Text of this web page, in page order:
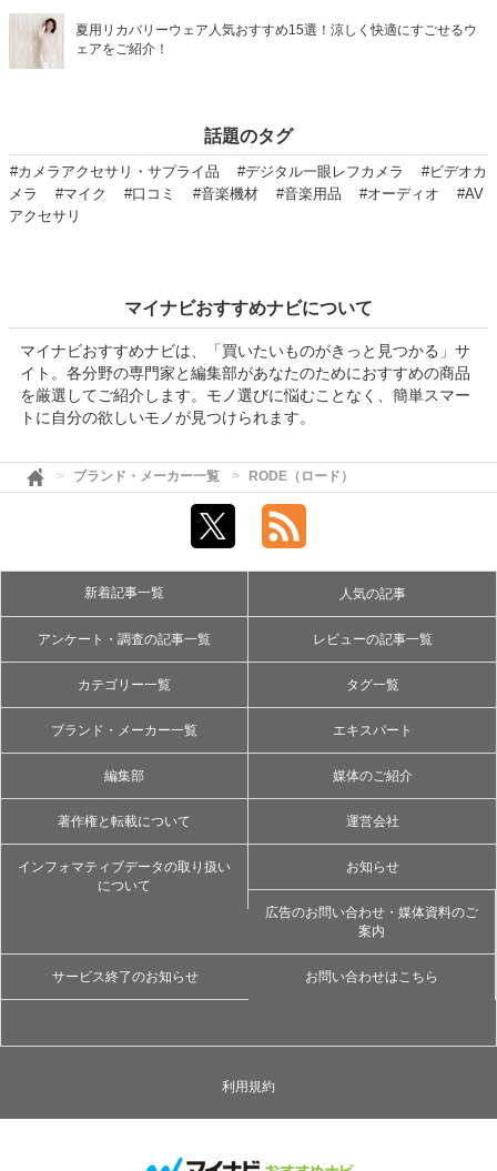
夏用リカバリーウェア人気おすすめ15選！涼しく快適にすごせるウ
ェアをご紹介！
話題のタグ
#カメラアクセサリ・サプライ品 #デジタル一眼レフカメラ
#ビデオカ
メラ
#マイク #口コミ #音楽機材 #音楽用品 #オーディオ
#AV
アクセサリ
マイナビおすすめナビについて
マイナビおすすめナビは、「買いたいものがきっと見つかる」サ
イト。各分野の専門家と編集部があなたのためにおすすめの商品
を厳選してご紹介します。モノ選びに悩むことなく、簡単スマー
トに自分の欲しいモノが見つけられます。
ブランド・メーカー一覧 RODE（ロード）
新着記事一覧 人気の記事
アンケート・調査の記事一覧 レビューの記事一覧
カテゴリー一覧 タグ一覧
ブランド・メーカー一覧 エキスパート
編集部 媒体のご紹介
著作権と転載について 運営会社
インフォマティブデータの取り扱い
について
お知らせ
広告のお問い合わせ・媒体資料のご
案内
サービス終了のお知らせ お問い合わせはこちら
利用規約